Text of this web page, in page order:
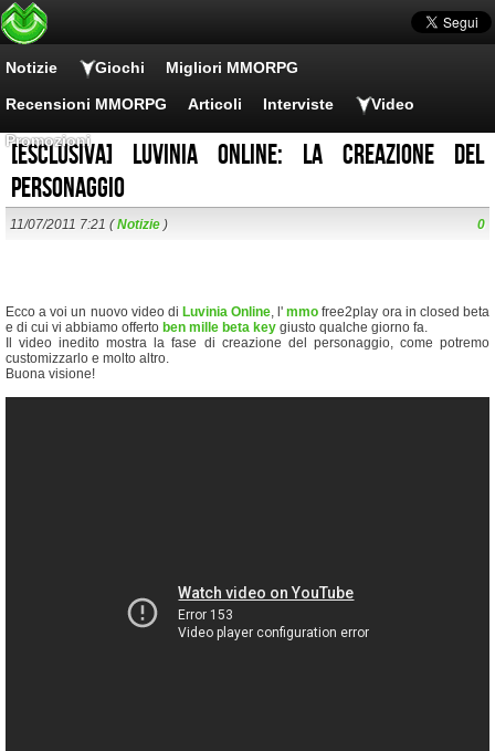
Notizie Giochi Migliori MMORPG
Recensioni MMORPG Articoli Interviste Video
Promozioni
[Esclusiva] Luvinia Online: la creazione del
personaggio
11/07/2011 7:21 (Notizie ) 0
Ecco a voi un nuovo video di Luvinia Online, l'mmo free2play ora in closed beta
e di cui vi abbiamo offerto ben mille beta key giusto qualche giorno fa.
Il video inedito mostra la fase di creazione del personaggio, come potremo
customizzarlo e molto altro.
Buona visione!